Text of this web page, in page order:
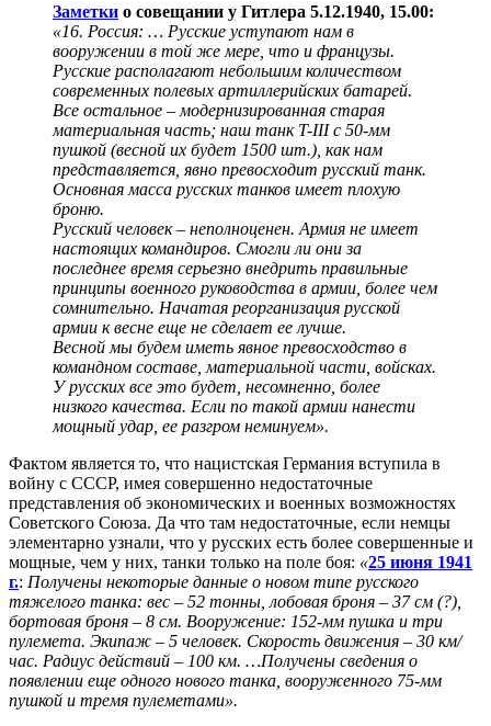
Заметки о совещании у Гитлера 5.12.1940, 15.00:
«16. Россия: … Русские уступают нам в
вооружении в той же мере, что и французы.
Русские располагают небольшим количеством
современных полевых артиллерийских батарей.
Все остальное – модернизированная старая
материальная часть; наш танк T-III с 50-мм
пушкой (весной их будет 1500 шт.), как нам
представляется, явно превосходит русский танк.
Основная масса русских танков имеет плохую
броню.
Русский человек – неполноценен. Армия не имеет
настоящих командиров. Смогли ли они за
последнее время серьезно внедрить правильные
принципы военного руководства в армии, более чем
сомнительно. Начатая реорганизация русской
армии к весне еще не сделает ее лучше.
Весной мы будем иметь явное превосходство в
командном составе, материальной части, войсках.
У русских все это будет, несомненно, более
низкого качества. Если по такой армии нанести
мощный удар, ее разгром неминуем».
Фактом является то, что нацистская Германия вступила в
войну с СССР, имея совершенно недостаточные
представления об экономических и военных возможностях
Советского Союза. Да что там недостаточные, если немцы
элементарно узнали, что у русских есть более совершенные и
мощные, чем у них, танки только на поле боя: «25 июня 1941
г.: Получены некоторые данные о новом типе русского
тяжелого танка: вес – 52 тонны, лобовая броня – 37 см (?),
бортовая броня – 8 см. Вооружение: 152-мм пушка и три
пулемета. Экипаж – 5 человек. Скорость движения – 30 км/
час. Радиус действий – 100 км. …Получены сведения о
появлении еще одного нового танка, вооруженного 75-мм
пушкой и тремя пулеметами».